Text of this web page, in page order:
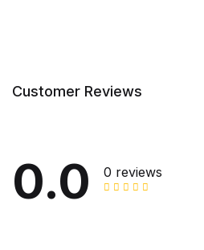
Customer Reviews
0.0 0 reviews